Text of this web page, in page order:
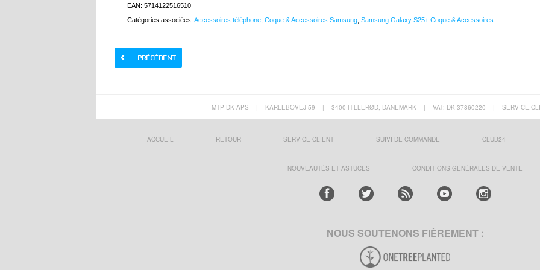
EAN: 5714122516510
Catégories associées: Accessoires téléphone Coque & Accessoires Samsung Samsung Galaxy S25+ Coque & Accessoires
MTP DK APS | KARLEBOVEJ 59 | 3400 HILLERØD, DANEMARK | VAT: DK 37860220 |
ACCUEIL RETOUR SERVICE CLIENT SUIVI DE COMMANDE CLUB24
NOUVEAUTÉS ET ASTUCES CONDITIONS GÉNÉRALES DE VENTE
NOUS SOUTENONS FIÈREMENT :